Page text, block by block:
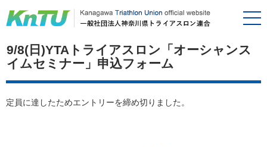
9/8(日)YTAトライアスロン「オーシャンス
イムセミナー」申込フォーム
定員に達したためエントリーを締め切りました。